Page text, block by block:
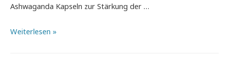
Ashwaganda Kapseln zur Stärkung der …
Ashwaganda
Weiterlesen »